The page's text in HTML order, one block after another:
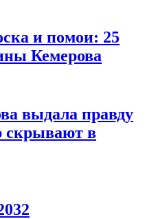
и помои: 25
Кемерова
выдала правду
скрывают в